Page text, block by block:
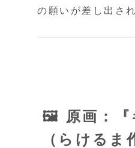
の願いが差し出さ
🖼️ 原画：『
（らけるま